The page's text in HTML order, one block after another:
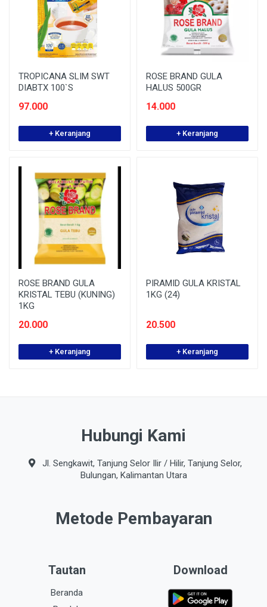
TROPICANA SLIM SWT
DIABTX 100`S
97.000
+ Keranjang
ROSE BRAND GULA
HALUS 500GR
14.000
+ Keranjang
ROSE BRAND GULA
KRISTAL TEBU (KUNING)
1KG
20.000
+ Keranjang
PIRAMID GULA KRISTAL
1KG (24)
20.500
+ Keranjang
Hubungi Kami
Jl. Sengkawit, Tanjung Selor Ilir / Hilir, Tanjung Selor,
Bulungan, Kalimantan Utara
Metode Pembayaran
Tautan
Beranda
Download